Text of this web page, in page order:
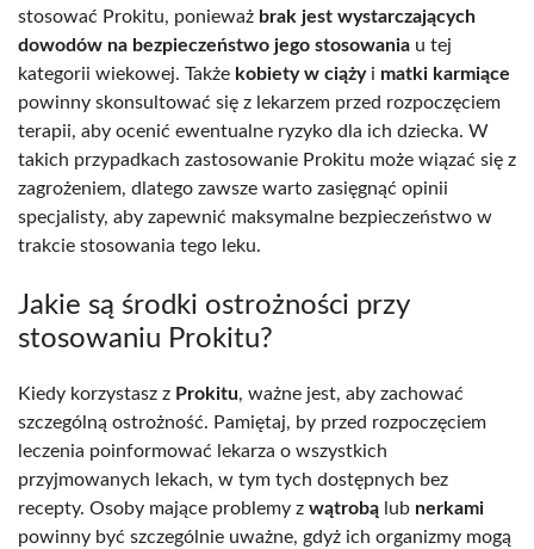
stosować Prokitu, ponieważ brak jest wystarczających
dowodów na bezpieczeństwo jego stosowania u tej
kategorii wiekowej. Także kobiety w ciążyi matki karmiące
powinny skonsultować się z lekarzem przed rozpoczęciem
terapii, aby ocenić ewentualne ryzyko dla ich dziecka. W
takich przypadkach zastosowanie Prokitu może wiązać się z
zagrożeniem, dlatego zawsze warto zasięgnąć opinii
specjalisty, aby zapewnić maksymalne bezpieczeństwo w
trakcie stosowania tego leku.
Jakie są środki ostrożności przy
stosowaniu Prokitu?
Kiedy korzystasz z Prokitu, ważne jest, aby zachować
szczególną ostrożność. Pamiętaj, by przed rozpoczęciem
leczenia poinformować lekarza o wszystkich
przyjmowanych lekach, w tym tych dostępnych bez
recepty. Osoby mające problemy z wątrobą lub nerkami
powinny być szczególnie uważne, gdyż ich organizmy mogą